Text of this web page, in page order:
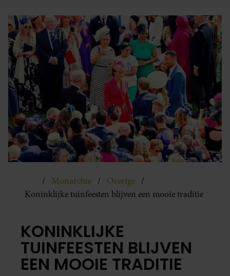
Monarchie
Overige
Koninklijke tuinfeesten blijven een mooie traditie
KONINKLIJKE
TUINFEESTEN BLIJVEN
EEN MOOIE TRADITIE